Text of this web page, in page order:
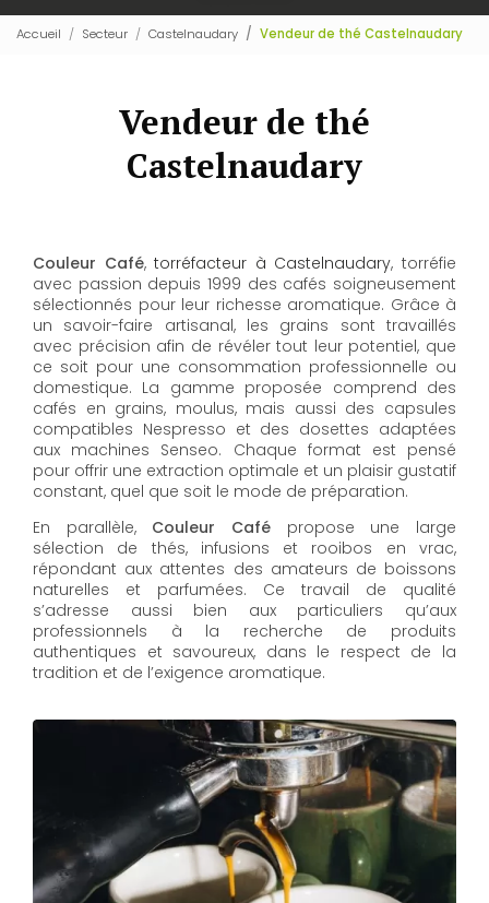
Accueil Secteur Castelnaudary Vendeur de thé Castelnaudary
Vendeur de thé
Castelnaudary
Couleur Café,torréfacteur à Castelnaudary, torréfie
avec passion depuis 1999 des cafés soigneusement
sélectionnés pour leur richesse aromatique. Grâce à
un savoir-faire artisanal, les grains sont travaillés
avec précision afin de révéler tout leur potentiel, que
ce soit pour une consommation professionnelle ou
domestique. La gamme proposée comprend des
cafés en grains, moulus, mais aussi des capsules
compatibles Nespresso et des dosettes adaptées
aux machines Senseo. Chaque format est pensé
pour offrir une extraction optimale et un plaisir gustatif
constant, quel que soit le mode de préparation.
En parallèle, Couleur Café propose une large
sélection de thés, infusions et rooibos en vrac,
répondant aux attentes des amateurs de boissons
naturelles et parfumées. Ce travail de qualité
s’adresse aussi bien aux particuliers qu’aux
professionnels à la recherche de produits
authentiques et savoureux, dans le respect de la
tradition et de l’exigence aromatique.